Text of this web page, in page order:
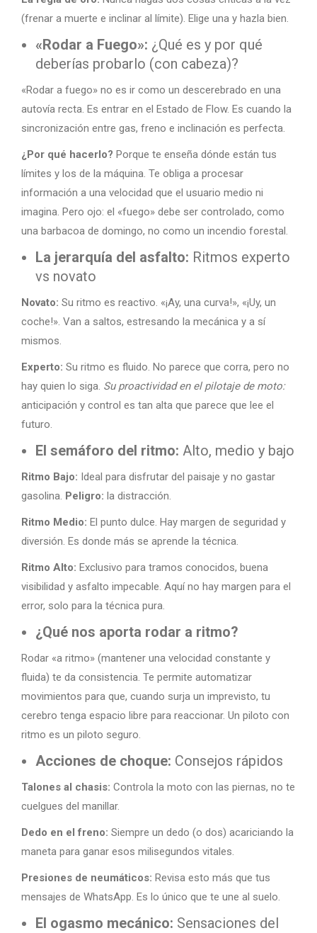
(frenar a muerte e inclinar al límite). Elige una y hazla bien.
«Rodar a Fuego»: ¿Qué es y por qué
deberías probarlo (con cabeza)?
«Rodar a fuego» no es ir como un descerebrado en una
autovía recta. Es entrar en el Estado de Flow. Es cuando la
sincronización entre gas, freno e inclinación es perfecta.
¿Por qué hacerlo? Porque te enseña dónde están tus
límites y los de la máquina. Te obliga a procesar
información a una velocidad que el usuario medio ni
imagina. Pero ojo: el «fuego» debe ser controlado, como
una barbacoa de domingo, no como un incendio forestal.
La jerarquía del asfalto: Ritmos experto
vs novato
Novato: Su ritmo es reactivo. «¡Ay, una curva!», «¡Uy, un
coche!». Van a saltos, estresando la mecánica y a sí
mismos.
Experto: Su ritmo es fluido. No parece que corra, pero no
hay quien lo siga. Su proactividad en el pilotaje de moto:
anticipación y control es tan alta que parece que lee el
futuro.
El semáforo del ritmo: Alto, medio y bajo
Ritmo Bajo: Ideal para disfrutar del paisaje y no gastar
gasolina. Peligro: la distracción.
Ritmo Medio: El punto dulce. Hay margen de seguridad y
diversión. Es donde más se aprende la técnica.
Ritmo Alto: Exclusivo para tramos conocidos, buena
visibilidad y asfalto impecable. Aquí no hay margen para el
error, solo para la técnica pura.
¿Qué nos aporta rodar a ritmo?
Rodar «a ritmo» (mantener una velocidad constante y
fluida) te da consistencia. Te permite automatizar
movimientos para que, cuando surja un imprevisto, tu
cerebro tenga espacio libre para reaccionar. Un piloto con
ritmo es un piloto seguro.
Acciones de choque: Consejos rápidos
Talones al chasis: Controla la moto con las piernas, no te
cuelgues del manillar.
Dedo en el freno: Siempre un dedo (o dos) acariciando la
maneta para ganar esos milisegundos vitales.
Presiones de neumáticos: Revisa esto más que tus
mensajes de WhatsApp. Es lo único que te une al suelo.
El ogasmo mecánico: Sensaciones del